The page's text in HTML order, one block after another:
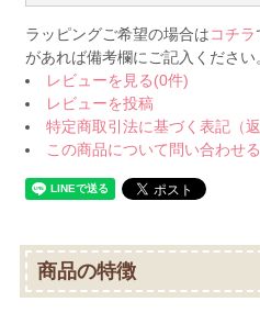
ラッピングご希望の場合はコチラ
があれば備考欄にご記入ください
レビューを見る(0件)
レビューを投稿
特定商取引法に基づく表記（返
この商品について問い合わせる
商品の特徴